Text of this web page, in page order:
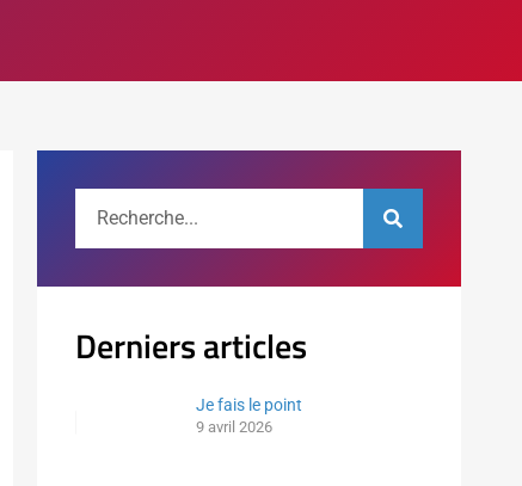
Derniers articles
Je fais le point
9 avril 2026